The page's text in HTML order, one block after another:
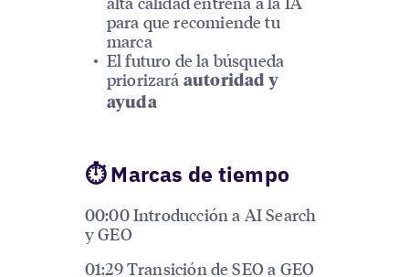
para que recomiende tu
marca
El futuro de la búsqueda
priorizará autoridad y
ayuda
⏱ Marcas de tiempo
00:00 Introducción a AI Search
y GEO
01:29 Transición de SEO a GEO